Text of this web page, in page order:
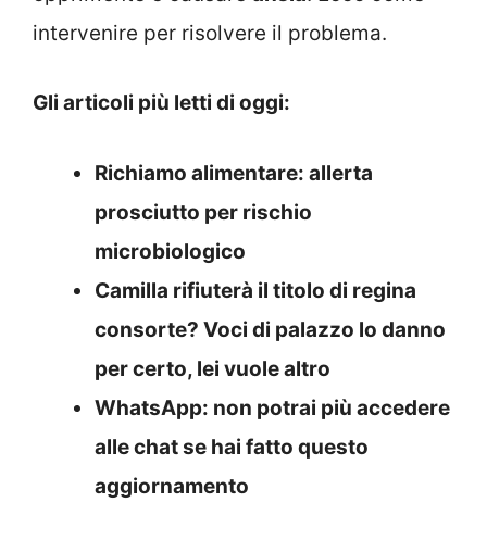
intervenire per risolvere il problema.
Gli articoli più letti di oggi:
Richiamo alimentare: allerta
prosciutto per rischio
microbiologico
Camilla rifiuterà il titolo di regina
consorte? Voci di palazzo lo danno
per certo, lei vuole altro
WhatsApp: non potrai più accedere
alle chat se hai fatto questo
aggiornamento